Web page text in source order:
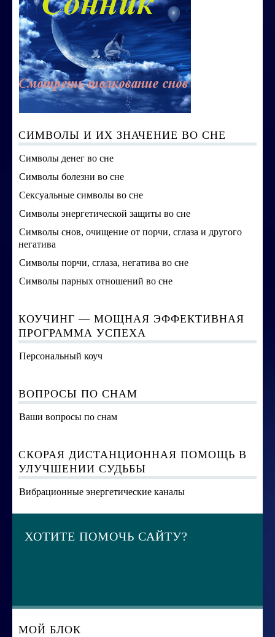
СИМВОЛЫ И ИХ ЗНАЧЕНИЕ ВО СНЕ
Символы денег во сне
Символы болезни во сне
Сексуальные символы во сне
Символы энергетической защиты во сне
Символы снов, очищение от порчи, сглаза и другого
негатива
Символы порчи, сглаза, негатива во сне
Символы парных отношений во сне
КОУЧИНГ — МОЩНАЯ ЭФФЕКТИВНАЯ
ПРОГРАММА УСПЕХА
Персональный коуч
ВОПРОСЫ ПО СНАМ
Ваши вопросы по снам
СКОРАЯ ДИСТАНЦИОННАЯ ПОМОЩЬ В
УЛУЧШЕНИИ СУДЬБЫ
Вибрационные энергетические каналы
ХОТИТЕ ПОМОЧЬ САЙТУ?
МОЙ БЛОК